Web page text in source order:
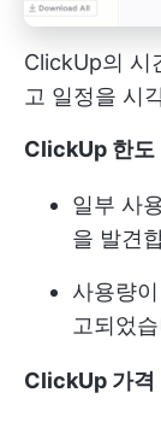
ClickUp의 시
고 일정을 시
ClickUp 한도
일부 사
을 발견
사용량
고되었
ClickUp 가격